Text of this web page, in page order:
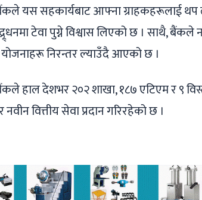
यस सहकार्यबाट आफ्ना ग्राहकहरूलाई थप
टेवा पुग्ने विश्वास लिएको छ । साथै, बैंकले
योजनाहरू निरन्तर ल्याउँदै आएको छ ।
हाल देशभर २०२ शाखा, १८७ एटिएम र ९
वित्तीय सेवा प्रदान गरिरहेको छ ।